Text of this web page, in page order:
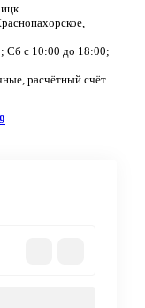
Сб с 10:00 до 18:00;
расчётный счёт